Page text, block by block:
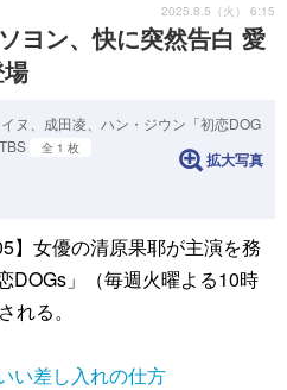
ヨン、快に突然告白 愛
2025.8.5（火） 6:15
ヌ、成田凌、ハン・ジウン「初恋DOG
全 1 枚
拡大写真
】女優の清原果耶が主演を務
DOGs」（毎週火曜よる10時
れる。
い差し入れの仕方